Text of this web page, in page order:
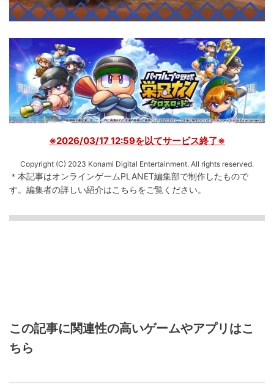
※2026/03/17 12:59を以てサービス終了※
Copyright (C) 2023 Konami Digital Entertainment. All rights reserved.
＊本記事はオンラインゲームPLANET編集部で制作したもので
す。 編集者の詳しい紹介はこちらをご覧ください。
この記事に関連性の高いゲームやアプリはこ
ちら